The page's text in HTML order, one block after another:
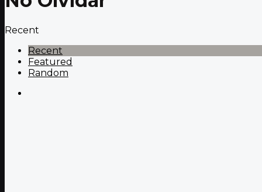
Recent
Recent
Featured
Random